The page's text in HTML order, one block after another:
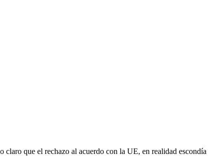
que el rechazo al acuerdo con la UE, en realidad